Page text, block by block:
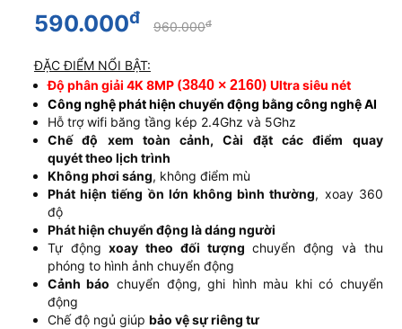
590.000đ 960.000đ
ĐẶC ĐIỂM NỔI BẬT:
Độ phân giải 4K 8MP (3840 × 2160) Ultra siêu nét
Công nghệ phát hiện chuyển động bằng công nghệ AI
Hỗ trợ wifi băng tầng kép 2.4Ghz và 5Ghz
Chế độ xem toàn cảnh, Cài đặt các điểm quay
quyét theo lịch trình
Không phơi sáng, không điểm mù
Phát hiện tiếng ồn lớn không bình thường, xoay 360
độ
Phát hiện chuyển động là dáng người
Tự độngxoay theo đối tượng chuyển động và thu
phóng to hình ảnh chuyển động
Cảnh báo chuyển động, ghi hình màu khi có chuyển
động
Chế độ ngủ giúp bảo vệ sự riêng tư